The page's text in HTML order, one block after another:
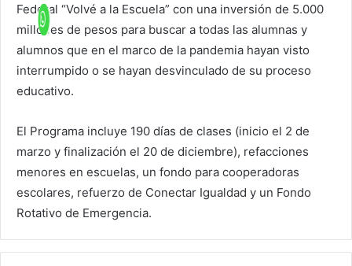
Federal “Volvé a la Escuela” con una inversión de 5.000
millones de pesos para buscar a todas las alumnas y
alumnos que en el marco de la pandemia hayan visto
interrumpido o se hayan desvinculado de su proceso
educativo.
El Programa incluye 190 días de clases (inicio el 2 de
marzo y finalización el 20 de diciembre), refacciones
menores en escuelas, un fondo para cooperadoras
escolares, refuerzo de Conectar Igualdad y un Fondo
Rotativo de Emergencia.